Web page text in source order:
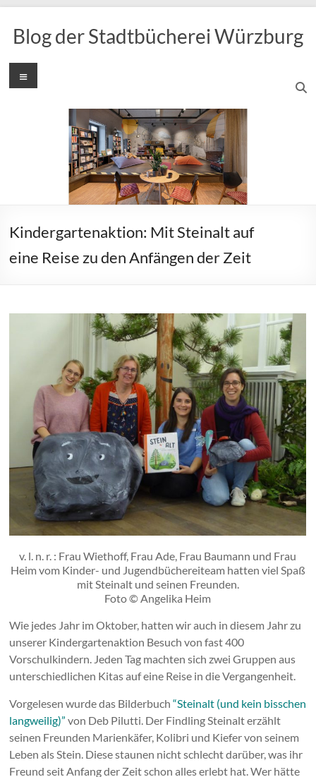
Inhalt
springen
Blog der Stadtbücherei Würzburg
Menü
Kindergartenaktion: Mit Steinalt auf
eine Reise zu den Anfängen der Zeit
v. l. n. r. : Frau Wiethoff, Frau Ade, Frau Baumann und Frau
Heim vom Kinder- und Jugendbüchereiteam hatten viel Spaß
mit Steinalt und seinen Freunden.
Foto © Angelika Heim
Wie jedes Jahr im Oktober, hatten wir auch in diesem Jahr zu
unserer Kindergartenaktion Besuch von fast 400
Vorschulkindern. Jeden Tag machten sich zwei Gruppen aus
unterschiedlichen Kitas auf eine Reise in die Vergangenheit.
Vorgelesen wurde das Bilderbuch“Steinalt (und kein bisschen
langweilig)” von Deb Pilutti. Der Findling Steinalt erzählt
seinen Freunden Marienkäfer, Kolibri und Kiefer von seinem
Leben als Stein. Diese staunen nicht schlecht darüber, was ihr
Freund seit Anfang der Zeit schon alles erlebt hat. Wer hätte